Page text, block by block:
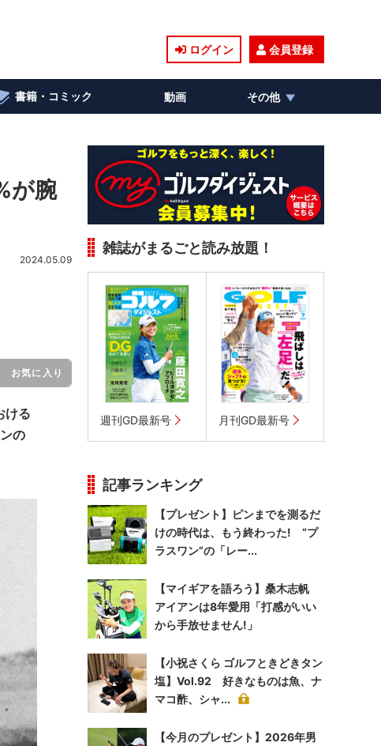
ログイン 会員登録
書籍・コミック 動画 その他
が腕
2024.05.09
お気に入り
ける
の
雑誌がまるごと読み放題！
週刊GD最新号 月刊GD最新号
記事ランキング
【プレゼント】ピンまでを測るだ
けの時代は、もう終わった! “プ
ラスワン”の「レー...
【マイギアを語ろう】桑木志帆
アイアンは8年愛用「打感がいい
から手放せません!」
【小祝さくら ゴルフときどきタン
塩】Vol.92 好きなものは魚、ナ
マコ酢、シャ...
【今月のプレゼント】2026年男